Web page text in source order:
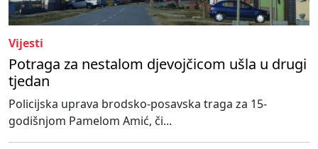
Vijesti
Potraga za nestalom djevojčicom ušla u drugi
tjedan
Policijska uprava brodsko-posavska traga za 15-
godišnjom Pamelom Amić, či...